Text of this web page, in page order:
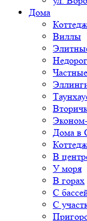
Дома
Виллы
Частные
Дома в
В
У моря
В горах
С
С